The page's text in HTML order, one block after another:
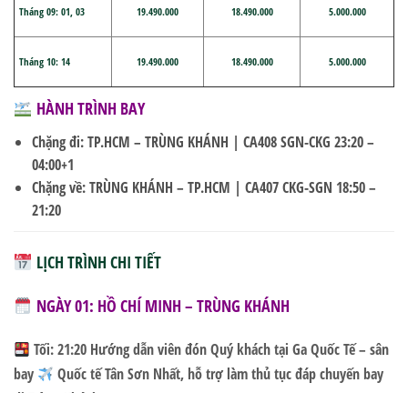
Tháng 09: 01, 03 19.490.000 18.490.000 5.000.000
Tháng 10: 14 19.490.000 18.490.000 5.000.000
HÀNH TRÌNH BAY
Chặng đi: TP.HCM – TRÙNG KHÁNH | CA408 SGN-CKG 23:20 –
04:00+1
Chặng về: TRÙNG KHÁNH – TP.HCM | CA407 CKG-SGN 18:50 –
21:20
LỊCH TRÌNH CHI TIẾT
NGÀY 01: HỒ CHÍ MINH – TRÙNG KHÁNH
Tối:21:20 Hướng dẫn viên đón Quý khách tại Ga Quốc Tế – sân
bay
Quốc tế Tân Sơn Nhất, hỗ trợ làm thủ tục đáp chuyến bay